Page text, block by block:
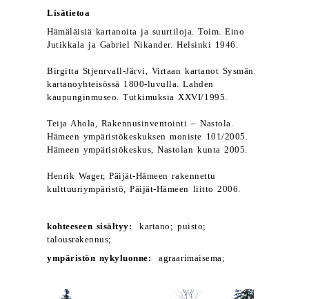
Lisätietoa
Hämäläisiä kartanoita ja suurtiloja. Toim. Eino
Jutikkala ja Gabriel Nikander. Helsinki 1946.
Birgitta Stjenrvall-Järvi, Virtaan kartanot Sysmän
kartanoyhteisössä 1800-luvulla. Lahden
kaupunginmuseo. Tutkimuksia XXVI/1995.
Teija Ahola, Rakennusinventointi – Nastola.
Hämeen ympäristökeskuksen moniste 101/2005.
Hämeen ympäristökeskus, Nastolan kunta 2005.
Henrik Wager, Päijät-Hämeen rakennettu
kulttuuriympäristö, Päijät-Hämeen liitto 2006.
kohteeseen sisältyy: kartano; puisto;
talousrakennus;
ympäristön nykyluonne: agraarimaisema;